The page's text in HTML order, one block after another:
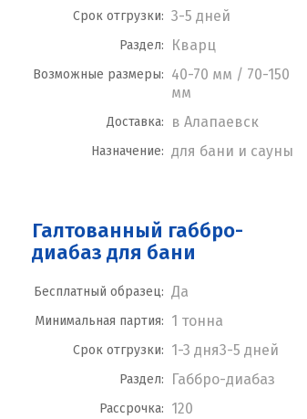
Срок отгрузки: 3-5 дней
Раздел: Кварц
Возможные размеры: 40-70 мм / 70-150
мм
Доставка: в Алапаевск
Назначение: для бани и сауны
Галтованный габбро-
диабаз для бани
Бесплатный образец: Да
Минимальная партия: 1 тонна
Срок отгрузки: 1-3 дня3-5 дней
Раздел: Габбро-диабаз
Рассрочка: 120